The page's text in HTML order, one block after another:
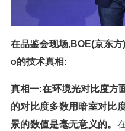
在品鉴会现场,BOE(京东
o的技术真相:
真相一:在环境光对比度方
的对比度多数用暗室对比
景的数值是毫无意义的。